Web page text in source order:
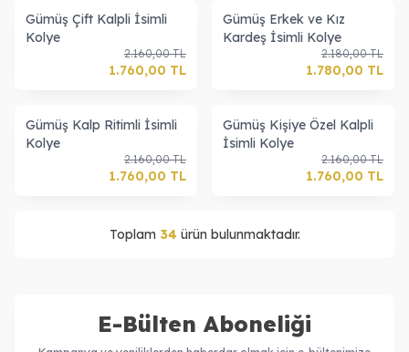
Gümüş Çift Kalpli İsimli
Kolye
2.160,00TL
1.760,00 TL
Gümüş Erkek ve Kız
Kardeş İsimli Kolye
2.180,00TL
1.780,00 TL
Gümüş Kalp Ritimli İsimli
Kolye
2.160,00TL
1.760,00 TL
Gümüş Kişiye Özel Kalpli
İsimli Kolye
2.160,00TL
1.760,00 TL
Toplam 34 ürün bulunmaktadır.
E-Bülten Aboneliği